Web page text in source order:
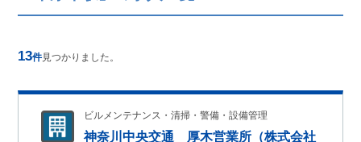
13件見つかりました。
ビルメンテナンス・清掃・警備・設備管理
神奈川中央交通 厚木営業所（株式会社